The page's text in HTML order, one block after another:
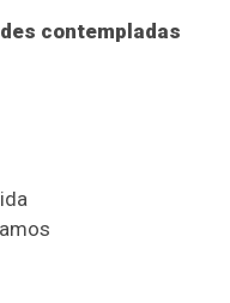
contempladas